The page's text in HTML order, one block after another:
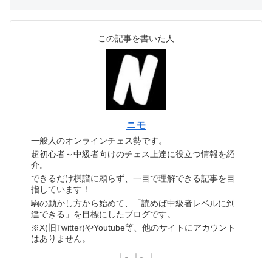
この記事を書いた人
ニモ
一般人のオンラインチェス勢です。
超初心者～中級者向けのチェス上達に役立つ情報を紹
介。
できるだけ棋譜に頼らず、一目で理解できる記事を目
指しています！
駒の動かし方から始めて、「読めば中級者レベルに到
達できる」を目標にしたブログです。
※X(旧Twitter)やYoutube等、他のサイトにアカウント
はありません。